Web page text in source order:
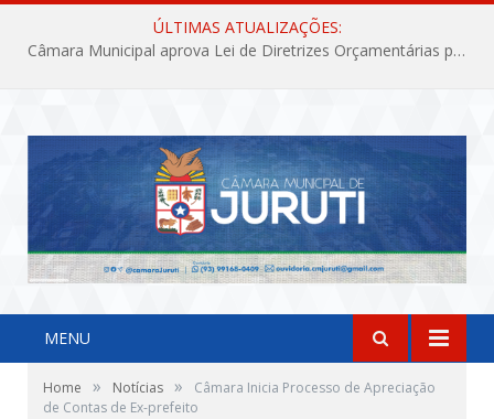
ÚLTIMAS ATUALIZAÇÕES:
Câmara Municipal aprova Lei de Diretrizes Orçamentárias para o exercício financeiro de 2027
MENU
Home » Notícias »
Câmara Inicia Processo de Apreciação
de Contas de Ex-prefeito